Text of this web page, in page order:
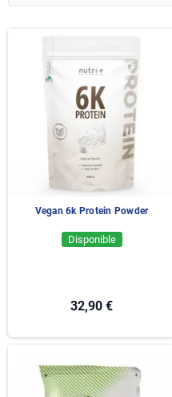
protéines issues du lait. Nos
de la masse musculaire.
Retrouvez également nos
notre gamme de whey protéine
nos compléments dédiés à la
Vegan 6k Protein Powder
Disponible
32,90 €